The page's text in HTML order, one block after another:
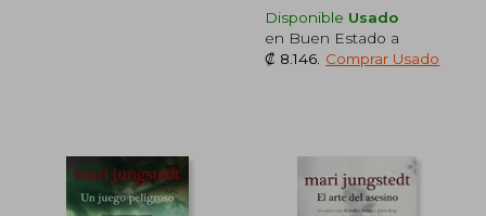
Disponible Usado
en Buen Estado a
₡ 8.146 Comprar Usado